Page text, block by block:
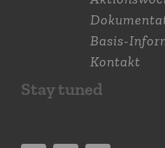
Basis-
Kontakt
Stay tuned